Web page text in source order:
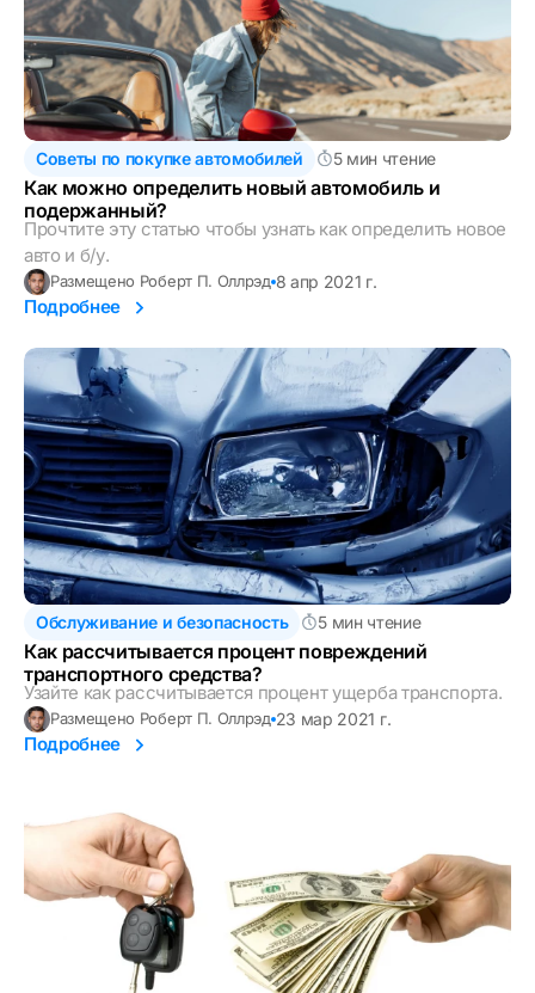
Советы по покупке автомобилей 5 мин чтение
Как можно определить новый автомобиль и
подержанный?
Прочтите эту статью чтобы узнать как определить новое
авто и б/у.
Размещено Роберт П. Оллрэд 8 апр 2021 г.
Подробнее
Обслуживание и безопасность 5 мин чтение
Как рассчитывается процент повреждений
транспортного средства?
Узайте как рассчитывается процент ущерба транспорта.
Размещено Роберт П. Оллрэд 23 мар 2021 г.
Подробнее